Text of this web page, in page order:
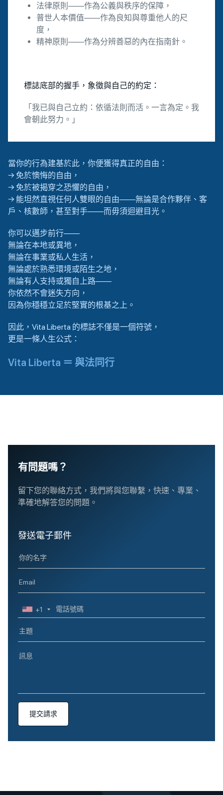
法律原則——作為公義與秩序的保障，
普世人本價值——作為良知與尊重他人的尺
度，
精神原則——作為分辨善惡的內在指南針。
標誌底部的握手，象徵與自己的約定：
「我已與自己立約：依循法則而活。一言為定。我
會朝此努力。」
當你的行為建基於此，你便獲得真正的自由：
→ 免於懊悔的自由，
→ 免於被揭穿之恐懼的自由，
→ 能坦然直視任何人雙眼的自由——無論是合作夥伴、客
戶、核數師，甚至對手——而毋須迴避目光。
你可以邁步前行——
無論在本地或異地，
無論在事業或私人生活，
無論處於熟悉環境或陌生之地，
無論有人支持或獨自上路——
你依然不會迷失方向，
因為你穩穩立足於堅實的根基之上。
因此，Vita Liberta 的標誌不僅是一個符號，
更是一條人生公式：
Vita Liberta ＝ 與法同行
有問題嗎？
留下您的聯絡方式，我們將與您聯繫，快速、專業、
準確地解答您的問題。
發送電子郵件
+1
提交請求